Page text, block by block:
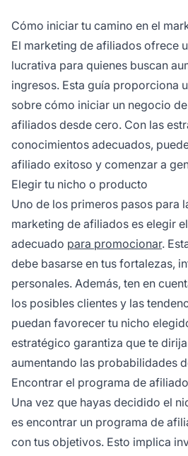
Cómo iniciar tu camino en el
El marketing de afiliados ofrece
lucrativa para quienes buscan
ingresos. Esta guía proporciona
sobre cómo iniciar un negocio
afiliados desde cero. Con las
conocimientos adecuados,
afiliado exitoso y comenzar a
Elegir tu nicho o producto
Uno de los primeros pasos para
marketing de afiliados es elegir
adecuado para promocionar.
debe basarse en tus fortalezas,
personales. Además, ten en
los posibles clientes y las
puedan favorecer tu nicho
estratégico garantiza que te
aumentando las probabilidades
Encontrar el programa de
Una vez que hayas decidido el
es encontrar un programa de
con tus objetivos. Esto implica